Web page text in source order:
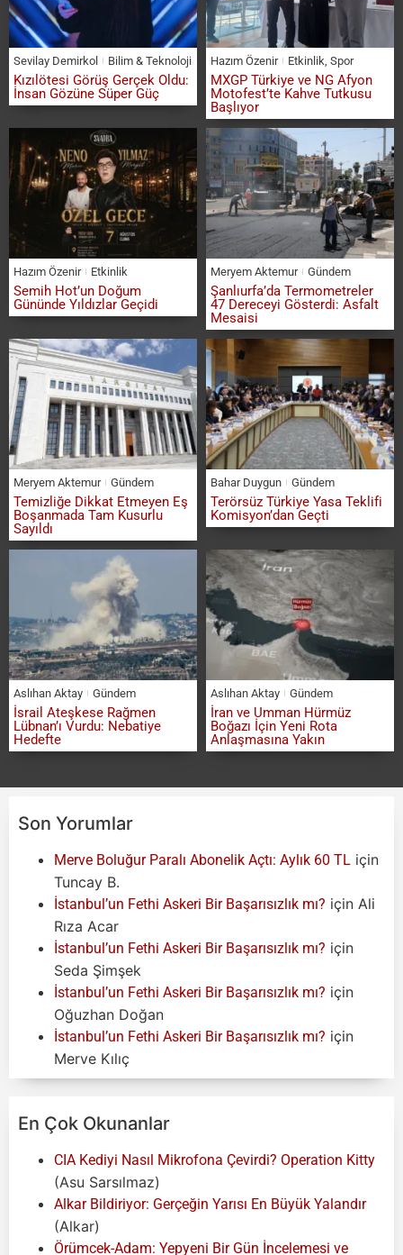
Sevilay Demirkol Bilim & Teknoloji
Kızılötesi Görüş Gerçek Oldu:
İnsan Gözüne Süper Güç
Hazım Özenir Etkinlik, Spor
MXGP Türkiye ve NG Afyon
Motofest’te Kahve Tutkusu
Başlıyor
Hazım Özenir Etkinlik
Semih Hot’un Doğum
Gününde Yıldızlar Geçidi
Meryem Aktemur Gündem
Şanlıurfa’da Termometreler
47 Dereceyi Gösterdi: Asfalt
Mesaisi
Meryem Aktemur Gündem
Temizliğe Dikkat Etmeyen Eş
Boşanmada Tam Kusurlu
Sayıldı
Bahar Duygun Gündem
Terörsüz Türkiye Yasa Teklifi
Komisyon’dan Geçti
Aslıhan Aktay Gündem
İsrail Ateşkese Rağmen
Lübnan’ı Vurdu: Nebatiye
Hedefte
Aslıhan Aktay Gündem
İran ve Umman Hürmüz
Boğazı İçin Yeni Rota
Anlaşmasına Yakın
Son Yorumlar
Merve Boluğur Paralı Abonelik Açtı: Aylık 60 TL için
Tuncay B.
İstanbul’un Fethi Askeri Bir Başarısızlık mı? için Ali
Rıza Acar
İstanbul’un Fethi Askeri Bir Başarısızlık mı? için
Seda Şimşek
İstanbul’un Fethi Askeri Bir Başarısızlık mı? için
Oğuzhan Doğan
İstanbul’un Fethi Askeri Bir Başarısızlık mı? için
Merve Kılıç
En Çok Okunanlar
CIA Kediyi Nasıl Mikrofona Çevirdi? Operation Kitty
(Asu Sarsılmaz)
Alkar Bildiriyor: Gerçeğin Yarısı En Büyük Yalandır
(Alkar)
Örümcek-Adam: Yepyeni Bir Gün İncelemesi ve